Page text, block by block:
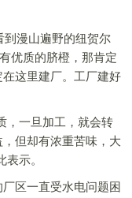
漫山遍野的纽贺尔
优质的脐橙，那肯定
这里建厂。工厂建好
一旦加工，就会转
但却有浓重苦味，大
示。
区一直受水电问题困